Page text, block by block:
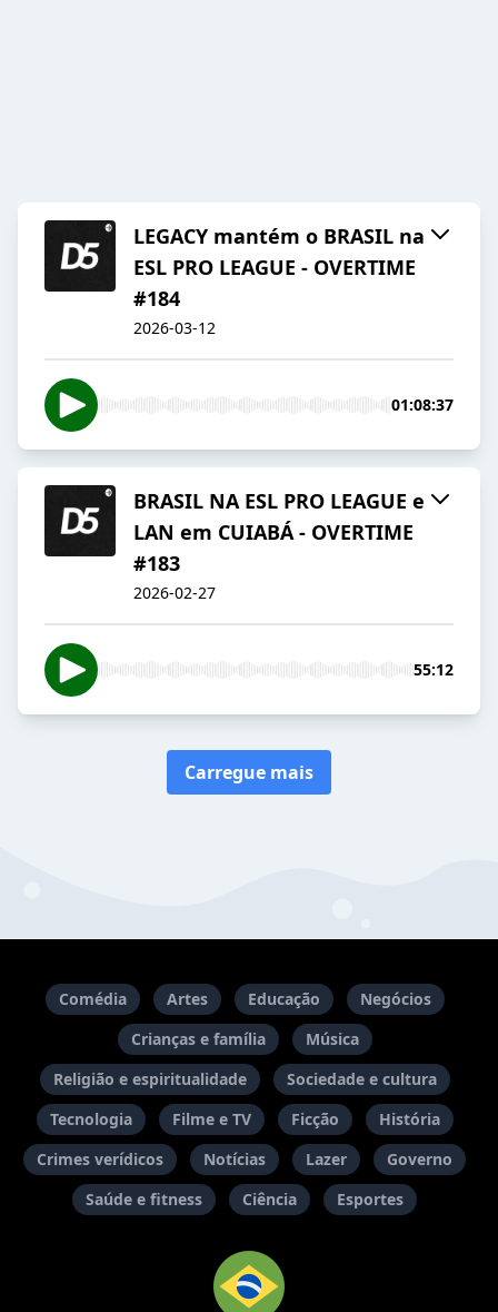
LEGACY mantém o BRASIL na
ESL PRO LEAGUE - OVERTIME
#184
2026-03-12
01:08:37
BRASIL NA ESL PRO LEAGUE e
LAN em CUIABÁ - OVERTIME
#183
2026-02-27
55:12
Carregue mais
Comédia Artes Educação
Negócios
Crianças e família
Música
Religião e espiritualidade
Sociedade e cultura
Tecnologia
Filme e TV Ficção
História
Crimes verídicos
Notícias Lazer
Governo
Saúde e fitness
Ciência Esportes